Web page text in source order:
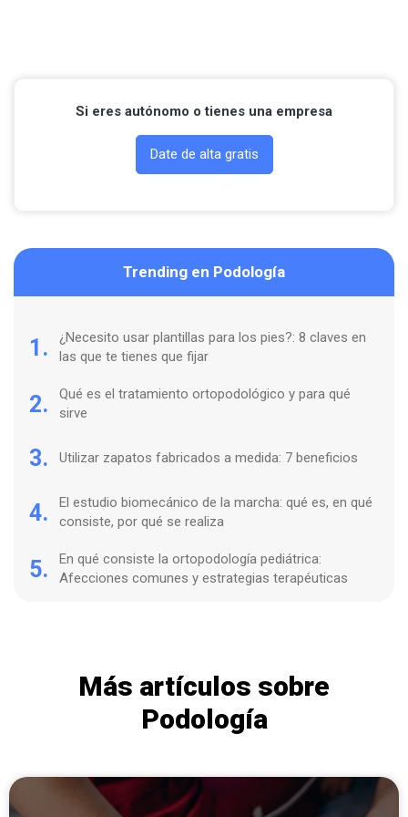
Si eres autónomo o tienes una empresa
Date de alta gratis
Trending en Podología
1.
¿Necesito usar plantillas para los pies?: 8 claves en
las que te tienes que fijar
2.
Qué es el tratamiento ortopodológico y para qué
sirve
3. Utilizar zapatos fabricados a medida: 7 beneficios
4.
El estudio biomecánico de la marcha: qué es, en qué
consiste, por qué se realiza
5.
En qué consiste la ortopodología pediátrica:
Afecciones comunes y estrategias terapéuticas
Más artículos sobre
Podología